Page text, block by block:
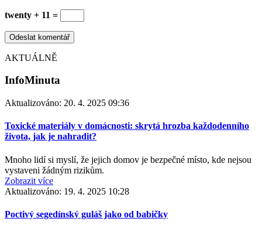
twenty + 11 =
AKTUÁLNĚ
InfoMinuta
Aktualizováno: 20. 4. 2025 09:36
Toxické materiály v domácnosti: skrytá hrozba každodenního
života, jak je nahradit?
Mnoho lidí si myslí, že jejich domov je bezpečné místo, kde nejsou
vystaveni žádným rizikům.
Zobrazit více
Aktualizováno: 19. 4. 2025 10:28
Poctivý segedínský guláš jako od babičky